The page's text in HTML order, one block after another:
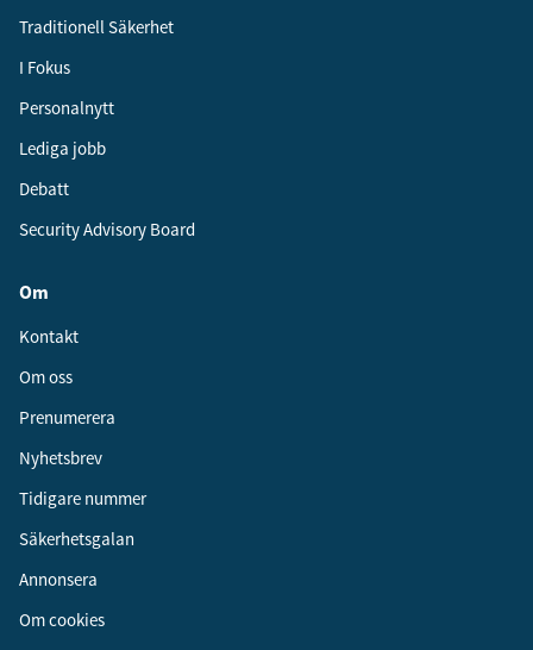
Traditionell Säkerhet
I Fokus
Personalnytt
Lediga jobb
Debatt
Security Advisory Board
Om
Kontakt
Om oss
Prenumerera
Nyhetsbrev
Tidigare nummer
Säkerhetsgalan
Annonsera
Om cookies